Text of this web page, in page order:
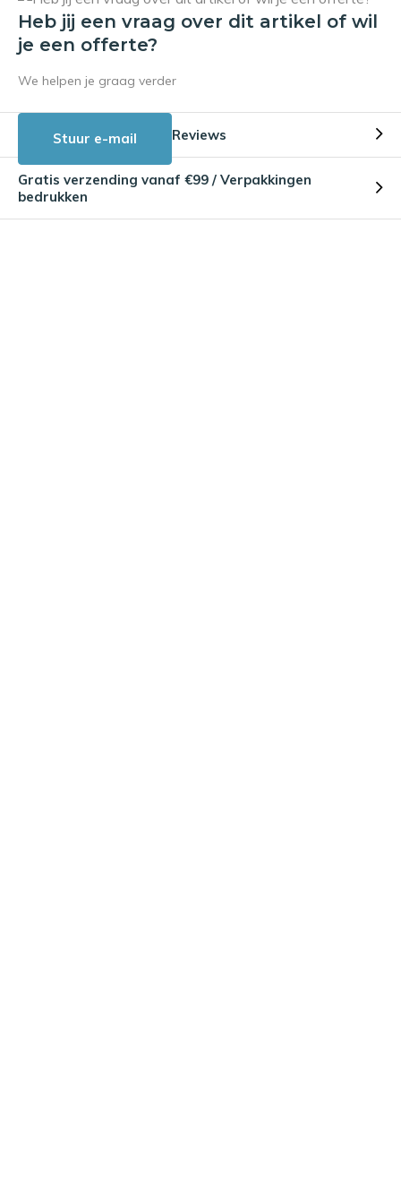
Heb jij een vraag over dit artikel of wil
je een offerte?
We helpen je graag verder
Stuur e-mail Reviews
Gratis verzending vanaf €99 / Verpakkingen
bedrukken